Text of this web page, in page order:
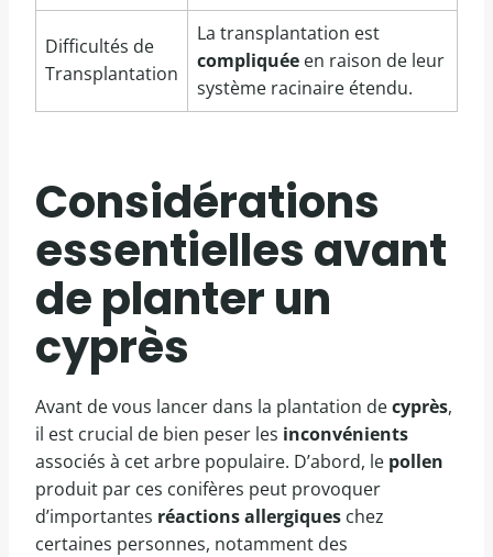
Difficultés de
Transplantation
La transplantation est
compliquée en raison de leur
système racinaire étendu.
Considérations
essentielles avant
de planter un
cyprès
Avant de vous lancer dans la plantation decyprès,
il est crucial de bien peser les inconvénients
associés à cet arbre populaire. D’abord, le pollen
produit par ces conifères peut provoquer
d’importantes réactions allergiques chez
certaines personnes, notamment des